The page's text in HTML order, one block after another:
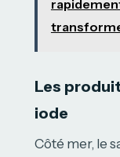
Les
iode
Côté mer, le